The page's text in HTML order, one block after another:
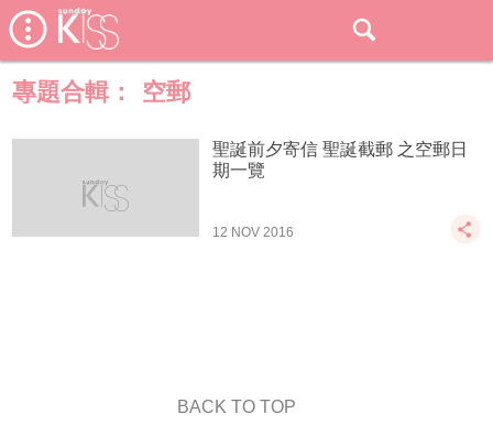
專題合輯： 空郵
聖誕前夕寄信 聖誕截郵 之空郵日
期一覽
12 NOV 2016
BACK TO TOP